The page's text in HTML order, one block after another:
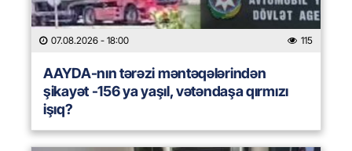
07.08.2026 - 18:00 115
AAYDA-nın tərəzi məntəqələrindən
şikayət -156 ya yaşıl, vətəndaşa qırmızı
işıq?